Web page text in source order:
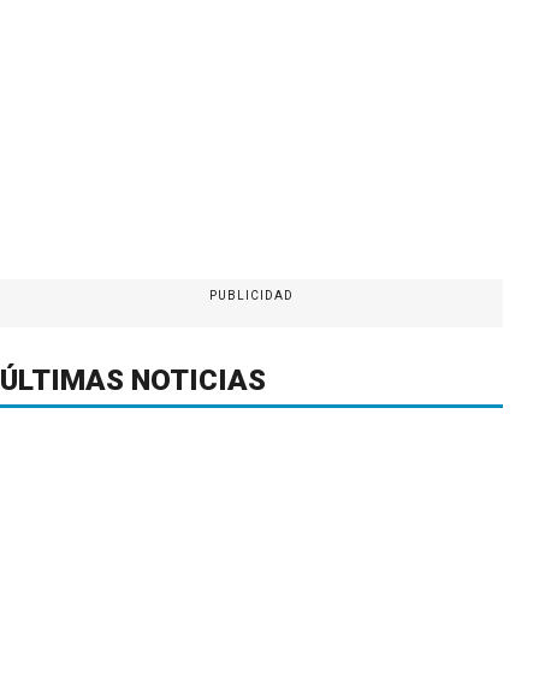
PUBLICIDAD
ÚLTIMAS NOTICIAS